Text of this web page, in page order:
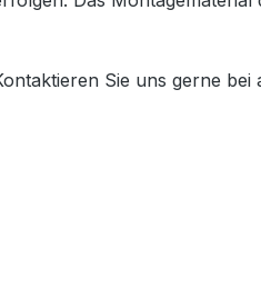
Sie uns gerne